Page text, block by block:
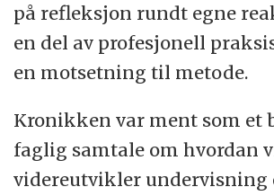
på refleksjon rundt egne
en del av profesjonell
en motsetning til metode.
Kronikken var ment som et
faglig samtale om hvordan
videreutvikler undervisning